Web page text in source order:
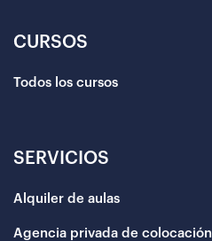
CURSOS
Todos los cursos
SERVICIOS
Alquiler de aulas
Agencia privada de colocación